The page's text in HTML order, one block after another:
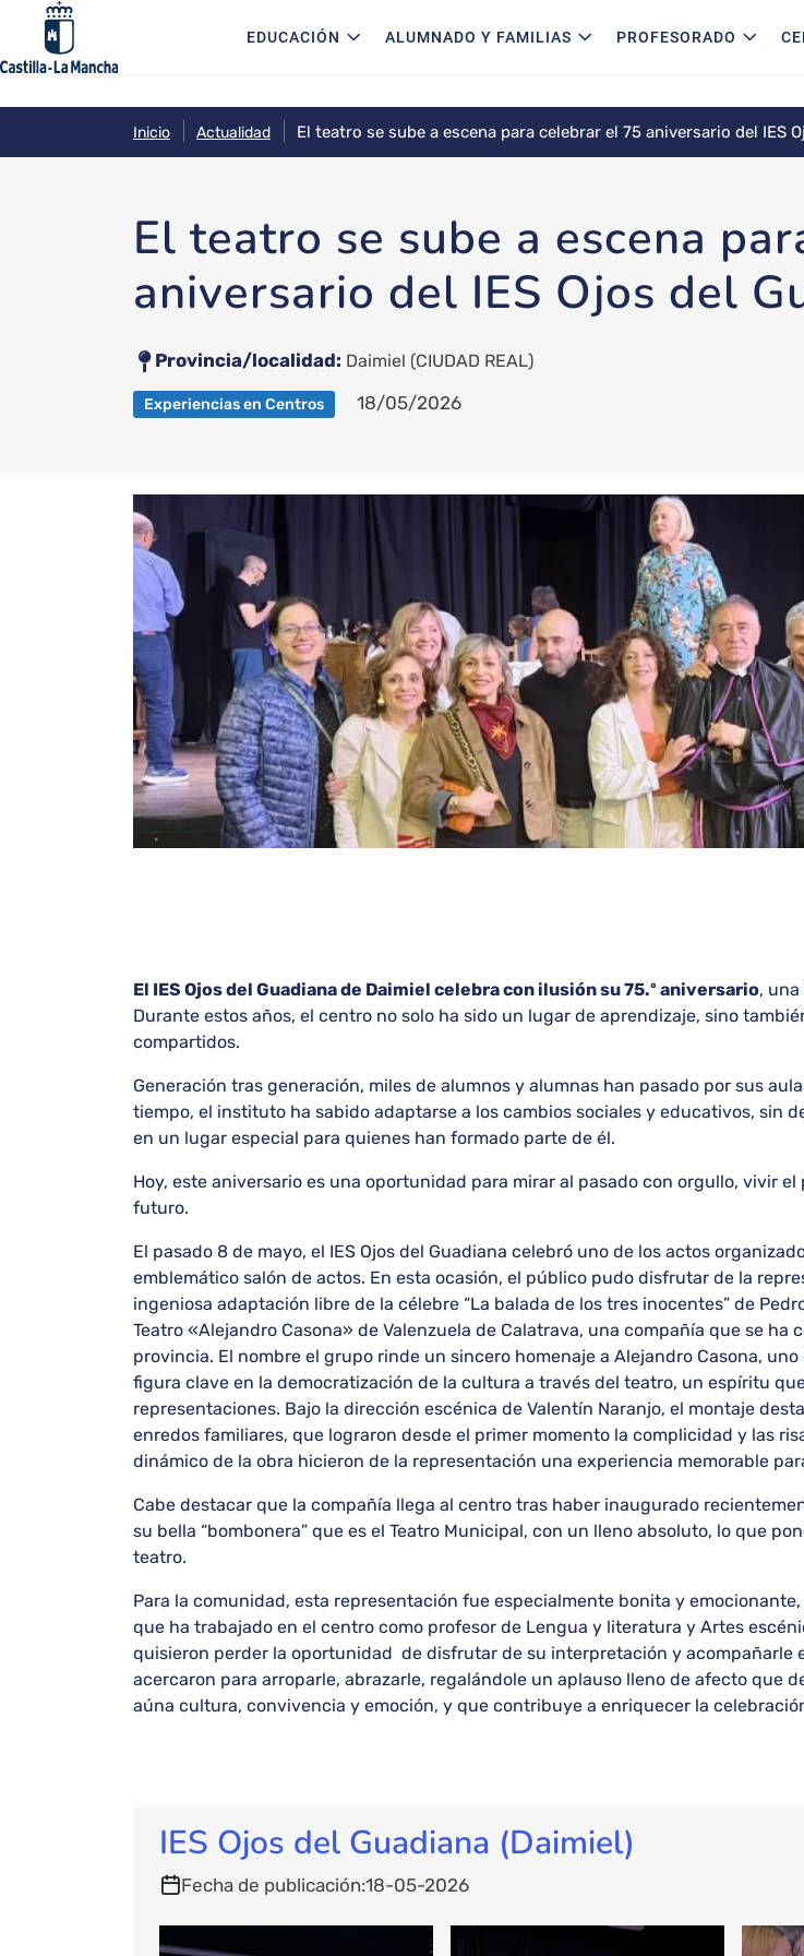
Pasar al contenido principalNavegación principal
EDUCACIÓN ALUMNADO Y FAMILIAS PROFESORADO
Inicio Actualidad El teatro se sube a escena para celebrar el 75 aniversario del IES
El teatro se sube a escena
aniversario del IES Ojos del
Provincia/localidad Daimiel (CIUDAD REAL)
Experiencias en Centros 18/05/2026
El IES Ojos del Guadiana de Daimiel celebra con ilusión su 75.º aniversario,
Durante estos años, el centro no solo ha sido un lugar de aprendizaje, sino
compartidos.
Generación tras generación, miles de alumnos y alumnas han pasado por sus
tiempo, el instituto ha sabido adaptarse a los cambios sociales y educativos, sin
en un lugar especial para quienes han formado parte de él.
Hoy, este aniversario es una oportunidad para mirar al pasado con orgullo, vivir
futuro.
El pasado 8 de mayo, el IES Ojos del Guadiana celebró uno de los actos
emblemático salón de actos. En esta ocasión, el público pudo disfrutar de la
ingeniosa adaptación libre de la célebre “La balada de los tres inocentes” de
Teatro «Alejandro Casona» de Valenzuela de Calatrava, una compañía que se
provincia. El nombre el grupo rinde un sincero homenaje a Alejandro Casona,
figura clave en la democratización de la cultura a través del teatro, un espíritu
representaciones. Bajo la dirección escénica de Valentín Naranjo, el montaje
enredos familiares, que lograron desde el primer momento la complicidad y las
dinámico de la obra hicieron de la representación una experiencia memorable
Cabe destacar que la compañía llega al centro tras haber inaugurado
su bella “bombonera” que es el Teatro Municipal, con un lleno absoluto, lo que
teatro.
Para la comunidad, esta representación fue especialmente bonita y
que ha trabajado en el centro como profesor de Lengua y literatura y Artes
quisieron perder la oportunidad de disfrutar de su interpretación y acompañarle
acercaron para arroparle, abrazarle, regalándole un aplauso lleno de afecto que
aúna cultura, convivencia y emoción, y que contribuye a enriquecer la
IES Ojos del Guadiana (Daimiel)
Fecha de publicación 18-05-2026